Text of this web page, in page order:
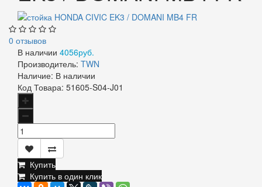
0 отзывов
В наличии 4056руб.
Производитель: TWN
Наличие: В наличии
Код Товара: 51605-S04-J01
Купить
Купить в один клик